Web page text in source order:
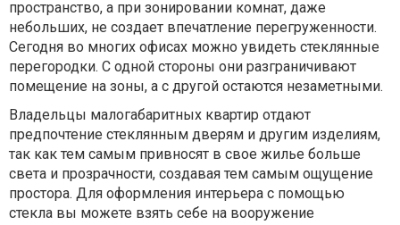
пространство, а при зонировании комнат, даже
небольших, не создает впечатление перегруженности.
Сегодня во многих офисах можно увидеть стеклянные
перегородки. С одной стороны они разграничивают
помещение на зоны, а с другой остаются незаметными.
Владельцы малогабаритных квартир отдают
предпочтение стеклянным дверям и другим изделиям,
так как тем самым привносят в свое жилье больше
света и прозрачности, создавая тем самым ощущение
простора. Для оформления интерьера с помощью
стекла вы можете взять себе на вооружение